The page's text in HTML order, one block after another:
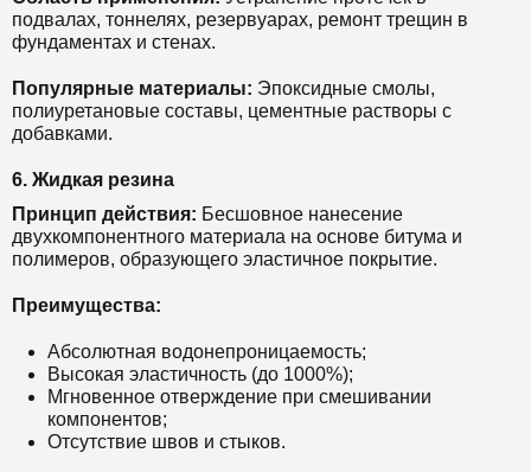
подвалах, тоннелях, резервуарах, ремонт трещин в
фундаментах и стенах.
Популярные материалы: Эпоксидные смолы,
полиуретановые составы, цементные растворы с
добавками.
6. Жидкая резина
Принцип действия: Бесшовное нанесение
двухкомпонентного материала на основе битума и
полимеров, образующего эластичное покрытие.
Преимущества:
Абсолютная водонепроницаемость;
Высокая эластичность (до 1000%);
Мгновенное отверждение при смешивании
компонентов;
Отсутствие швов и стыков.